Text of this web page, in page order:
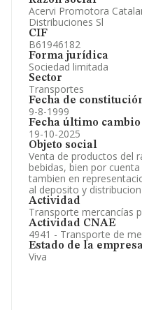
Acervi Promotora
Distribuciones Sl
CIF
B61946182
Forma jurídica
Sociedad limitada
Sector
Transportes
Fecha de
9-8-1999
Fecha último cambio
19-10-2025
Objeto social
Venta de productos del
bebidas, bien por
tambien en
al deposito y
Actividad
Transporte mercancías
Actividad CNAE
4941 - Transporte de
Estado de la
Viva